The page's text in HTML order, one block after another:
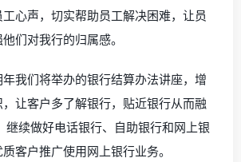
心声，切实帮助员工解决困难，让员
们对我行的归属感。
我们将举办的银行结算办法讲座，增
让客户多了解银行，贴近银行从而融
继续做好电话银行、自助银行和网上银
客户推广使用网上银行业务。